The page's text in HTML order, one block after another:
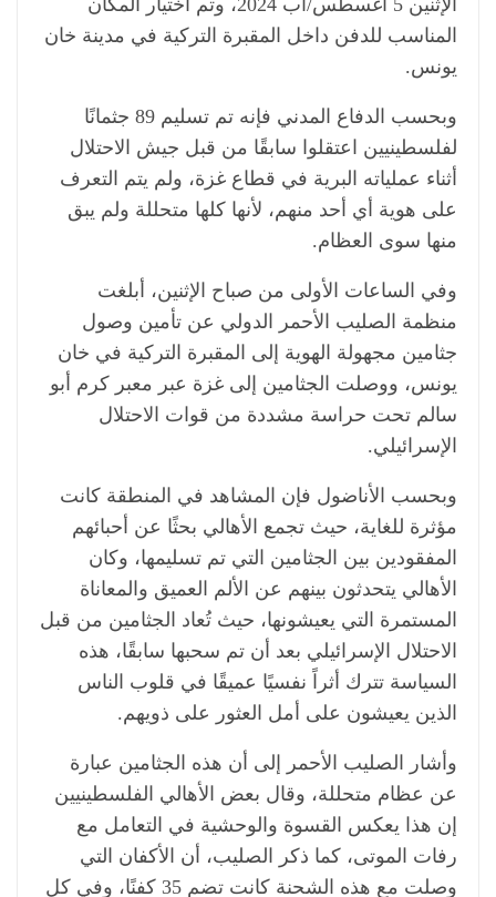
الإثنين 5 أغسطس/آب 2024، وتم اختيار المكان
المناسب للدفن داخل المقبرة التركية في مدينة خان
يونس.
وبحسب الدفاع المدني فإنه تم تسليم 89 جثمانًا
لفلسطينيين اعتقلوا سابقًا من قبل جيش الاحتلال
أثناء عملياته البرية في قطاع غزة، ولم يتم التعرف
على هوية أي أحد منهم، لأنها كلها متحللة ولم يبق
منها سوى العظام.
وفي الساعات الأولى من صباح الإثنين، أبلغت
منظمة الصليب الأحمر الدولي عن تأمين وصول
جثامين مجهولة الهوية إلى المقبرة التركية في خان
يونس، ووصلت الجثامين إلى غزة عبر معبر كرم أبو
سالم تحت حراسة مشددة من قوات الاحتلال
الإسرائيلي.
وبحسب الأناضول فإن المشاهد في المنطقة كانت
مؤثرة للغاية، حيث تجمع الأهالي بحثًا عن أحبائهم
المفقودين بين الجثامين التي تم تسليمها، وكان
الأهالي يتحدثون بينهم عن الألم العميق والمعاناة
المستمرة التي يعيشونها، حيث تُعاد الجثامين من قبل
الاحتلال الإسرائيلي بعد أن تم سحبها سابقًا، هذه
السياسة تترك أثراً نفسيًا عميقًا في قلوب الناس
الذين يعيشون على أمل العثور على ذويهم.
وأشار الصليب الأحمر إلى أن هذه الجثامين عبارة
عن عظام متحللة، وقال بعض الأهالي الفلسطينيين
إن هذا يعكس القسوة والوحشية في التعامل مع
رفات الموتى، كما ذكر الصليب، أن الأكفان التي
وصلت مع هذه الشحنة كانت تضم 35 كفنًا، وفي كل